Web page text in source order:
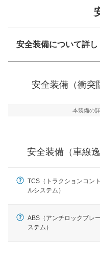
一般的な
安全装備について詳し
ーキアシスト、
車線逸脱防止
車線のはみだし
車間距離制御
安全な車間距離
駐車をスムーズ
安全装備（衝突
本装備の
安全装備（車線
TCS（トラクションコン
ルシステム）
ABS（アンチロックブレ
ステム）